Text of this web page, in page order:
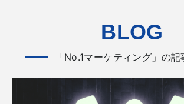
BLOG
「No.1マーケティング」の記